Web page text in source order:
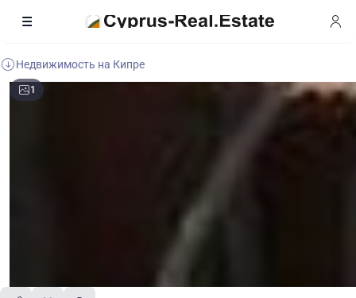
Недвижимость на Кипре
1